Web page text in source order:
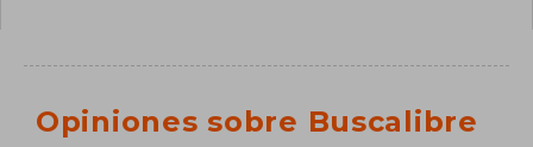
Opiniones sobre Buscalibre